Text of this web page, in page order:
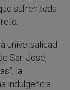
sufren toda
universalidad
San José,
la
indulgencia